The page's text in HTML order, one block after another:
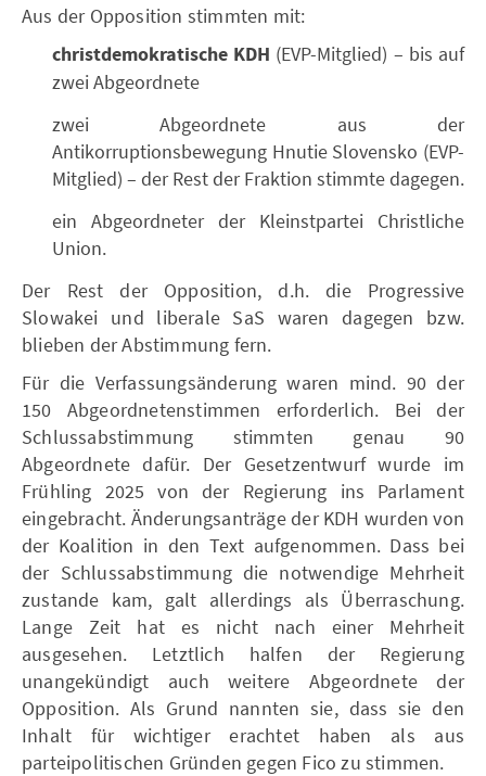
Aus der Opposition stimmten mit:
christdemokratische KDH (EVP-Mitglied) – bis auf
zwei Abgeordnete
zwei Abgeordnete aus der
Antikorruptionsbewegung Hnutie Slovensko (EVP-
Mitglied) – der Rest der Fraktion stimmte dagegen.
ein Abgeordneter der Kleinstpartei Christliche
Union.
Der Rest der Opposition, d.h. die Progressive
Slowakei und liberale SaS waren dagegen bzw.
blieben der Abstimmung fern.
Für die Verfassungsänderung waren mind. 90 der
150 Abgeordnetenstimmen erforderlich. Bei der
Schlussabstimmung stimmten genau 90
Abgeordnete dafür. Der Gesetzentwurf wurde im
Frühling 2025 von der Regierung ins Parlament
eingebracht. Änderungsanträge der KDH wurden von
der Koalition in den Text aufgenommen. Dass bei
der Schlussabstimmung die notwendige Mehrheit
zustande kam, galt allerdings als Überraschung.
Lange Zeit hat es nicht nach einer Mehrheit
ausgesehen. Letztlich halfen der Regierung
unangekündigt auch weitere Abgeordnete der
Opposition. Als Grund nannten sie, dass sie den
Inhalt für wichtiger erachtet haben als aus
parteipolitischen Gründen gegen Fico zu stimmen.